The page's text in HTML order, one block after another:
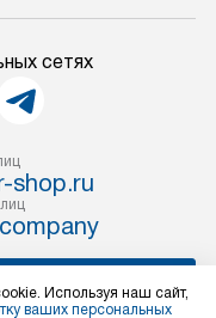
сетях
shop.ru
Используя наш сайт,
ваших персональных